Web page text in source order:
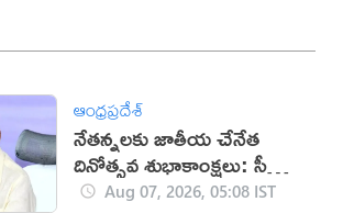
ఆంధ్రప్రదేశ్
నేతన్నలకు జాతీయ చేనేత
దినోత్సవ శుభాకాంక్షలు: సీఎం
చంద్రబాబు
Aug 07, 2026, 05:08 IST